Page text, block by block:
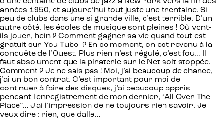
années 1950, et aujourd’hui tout juste une trentaine. Si
peu de clubs dans une si grande ville, c’est terrible. D’un
autre côté, les écoles de musique sont pleines ! Où vont-
ils jouer, hein ? Comment gagner sa vie quand tout est
gratuit sur You Tube ? En ce moment, on est revenu à la
conquête de l’Ouest. Plus rien n’est régulé, c’est fou… Il
faut absolument que la piraterie sur le Net soit stoppée.
Comment ? Je ne sais pas ! Moi, j’ai beaucoup de chance,
j’ai un bon contrat. C’est important pour moi de
continuer à faire des disques, j’ai beaucoup appris
pendant l’enregistrement de mon dernier, “All Over The
Place”… J’ai l’impression de ne toujours rien savoir. Je
veux dire : rien, que dalle…